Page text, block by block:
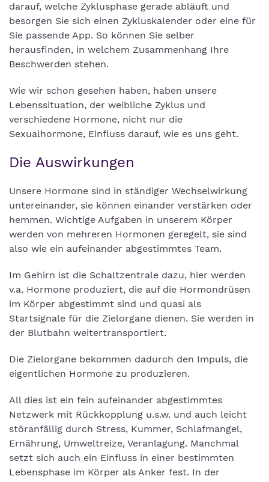
darauf, welche Zyklusphase gerade abläuft und
besorgen Sie sich einen Zykluskalender oder eine für
Sie passende App. So können Sie selber
herausfinden, in welchem Zusammenhang Ihre
Beschwerden stehen.
Wie wir schon gesehen haben, haben unsere
Lebenssituation, der weibliche Zyklus und
verschiedene Hormone, nicht nur die
Sexualhormone, Einfluss darauf, wie es uns geht.
Die Auswirkungen
Unsere Hormone sind in ständiger Wechselwirkung
untereinander, sie können einander verstärken oder
hemmen. Wichtige Aufgaben in unserem Körper
werden von mehreren Hormonen geregelt, sie sind
also wie ein aufeinander abgestimmtes Team.
Im Gehirn ist die Schaltzentrale dazu, hier werden
v.a. Hormone produziert, die auf die Hormondrüsen
im Körper abgestimmt sind und quasi als
Startsignale für die Zielorgane dienen. Sie werden in
der Blutbahn weitertransportiert.
Die Zielorgane bekommen dadurch den Impuls, die
eigentlichen Hormone zu produzieren.
All dies ist ein fein aufeinander abgestimmtes
Netzwerk mit Rückkopplung u.s.w. und auch leicht
störanfällig durch Stress, Kummer, Schlafmangel,
Ernährung, Umweltreize, Veranlagung. Manchmal
setzt sich auch ein Einfluss in einer bestimmten
Lebensphase im Körper als Anker fest. In der